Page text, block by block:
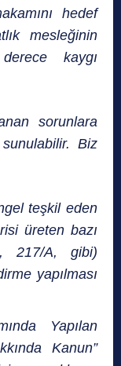
hedef
mesleğinin
derece kaygı
sorunlara
Biz
teşkil eden
üreten bazı
217/A, gibi)
yapılması
Yapılan
Kanun”